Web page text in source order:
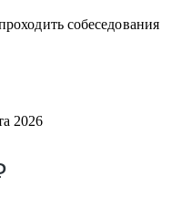
собеседования
2026